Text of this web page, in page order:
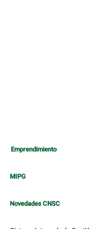
Emprendimiento
MIPG
Novedades CNSC